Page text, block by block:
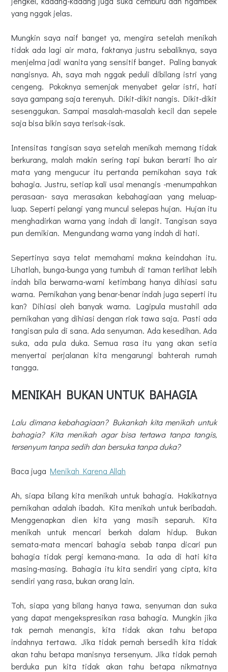
yang nggak jelas.
Mungkin saya naif banget ya, mengira setelah menikah
tidak ada lagi air mata, faktanya justru sebaliknya, saya
menjelma jadi wanita yang sensitif banget. Paling banyak
nangisnya. Ah, saya mah nggak peduli dibilang istri yang
cengeng. Pokoknya semenjak menyabet gelar istri, hati
saya gampang saja terenyuh. Dikit-dikit nangis. Dikit-dikit
sesenggukan. Sampai masalah-masalah kecil dan sepele
saja bisa bikin saya terisak-isak.
Intensitas tangisan saya setelah menikah memang tidak
berkurang, malah makin sering tapi bukan berarti lho air
mata yang mengucur itu pertanda pernikahan saya tak
bahagia. Justru, setiap kali usai menangis -menumpahkan
perasaan- saya merasakan kebahagiaan yang meluap-
luap. Seperti pelangi yang muncul selepas hujan. Hujan itu
menghadirkan warna yang indah di langit. Tangisan saya
pun demikian. Mengundang warna yang indah di hati.
Sepertinya saya telat memahami makna keindahan itu.
Lihatlah, bunga-bunga yang tumbuh di taman terlihat lebih
indah bila berwarna-warni ketimbang hanya dihiasi satu
warna. Pernikahan yang benar-benar indah juga seperti itu
kan? Dihiasi oleh banyak warna. Lagipula mustahil ada
pernikahan yang dihiasi dengan riak tawa saja. Pasti ada
tangisan pula di sana. Ada senyuman. Ada kesedihan. Ada
suka, ada pula duka. Semua rasa itu yang akan setia
menyertai perjalanan kita mengarungi bahterah rumah
tangga.
MENIKAH BUKAN UNTUK BAHAGIA
Lalu dimana kebahagiaan? Bukankah kita menikah untuk
bahagia? Kita menikah agar bisa tertawa tanpa tangis,
tersenyum tanpa sedih dan bersuka tanpa duka?
Baca juga Menikah Karena Allah
Ah, siapa bilang kita menikah untuk bahagia. Hakikatnya
pernikahan adalah ibadah. Kita menikah untuk beribadah.
Menggenapkan dien kita yang masih separuh. Kita
menikah untuk mencari berkah dalam hidup. Bukan
semata-mata mencari bahagia sebab tanpa dicari pun
bahagia tidak pergi kemana-mana. Ia ada di hati kita
masing-masing. Bahagia itu kita sendiri yang cipta, kita
sendiri yang rasa, bukan orang lain.
Toh, siapa yang bilang hanya tawa, senyuman dan suka
yang dapat mengekspresikan rasa bahagia. Mungkin jika
tak pernah menangis, kita tidak akan tahu betapa
indahnya tertawa. Jika tidak pernah bersedih kita tidak
akan tahu betapa manisnya tersenyum. Jika tidak pernah
berduka pun kita tidak akan tahu betapa nikmatnya